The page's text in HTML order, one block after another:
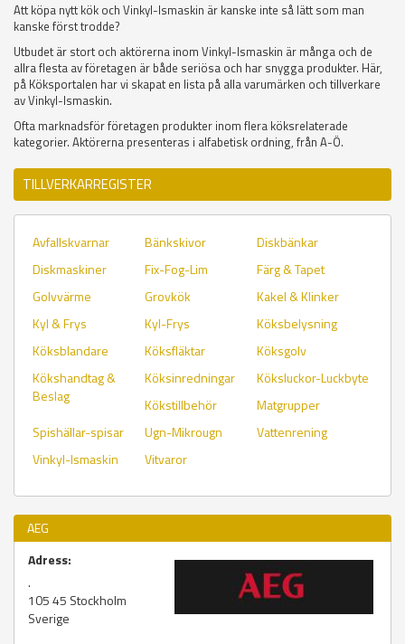
Att köpa nytt kök och Vinkyl-Ismaskin är kanske inte så lätt som man
kanske först trodde?
Utbudet är stort och aktörerna inom Vinkyl-Ismaskin är många och de
allra flesta av företagen är både seriösa och har snygga produkter. Här,
på Köksportalen har vi skapat en lista på alla varumärken och tillverkare
av Vinkyl-Ismaskin.
Ofta marknadsför företagen produkter inom flera köksrelaterade
kategorier. Aktörerna presenteras i alfabetisk ordning, från A-Ö.
TILLVERKARREGISTER
Avfallskvarnar Bänkskivor
Diskbänkar
Diskmaskiner
Fix-Fog-Lim
Färg & Tapet
Golvvärme
Grovkök
Kakel & Klinker
Kyl & Frys
Kyl-Frys
Köksbelysning
Köksblandare
Köksfläktar
Köksgolv
Kökshandtag &
Beslag
Köksinredningar
Köksluckor-Luckbyte
Kökstillbehör
Matgrupper
Spishällar-spisar
Ugn-Mikrougn
Vattenrening
Vinkyl-Ismaskin
Vitvaror
AEG
Adress:
.
105 45 Stockholm
Sverige